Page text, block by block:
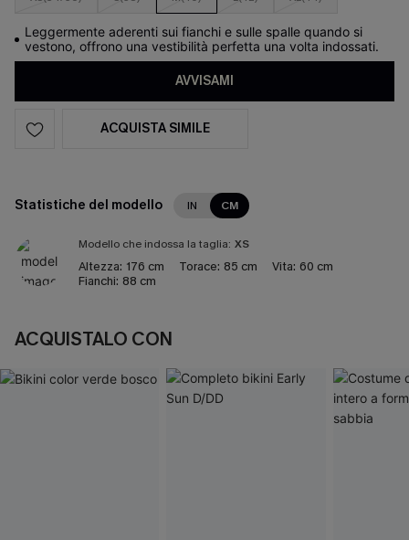
Leggermente aderenti sui fianchi e sulle spalle quando si
vestono, offrono una vestibilità perfetta una volta indossati.
AVVISAMI
ACQUISTA SIMILE
Statistiche del modello IN CM
Modello che indossa la taglia: XS
Altezza: 176 cm Torace: 85 cm Vita: 60 cm
Fianchi: 88 cm
ACQUISTALO CON